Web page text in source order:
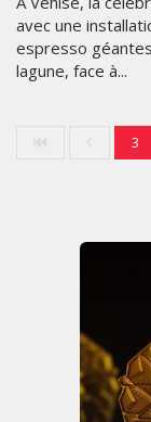
avec une
espresso
lagune, face à...
3